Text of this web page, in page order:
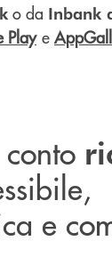
o da Inbank
Play e
e